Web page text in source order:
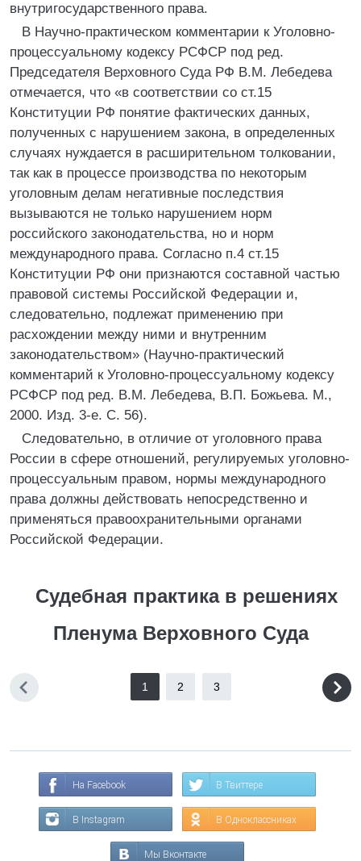
внутригосударственного права.
В Научно-практическом комментарии к Уголовно-
процессуальному кодексу РСФСР под ред.
Председателя Верховного Суда РФ В.М. Лебедева
отмечается, что «в соответствии со ст.15
Конституции РФ понятие фактических данных,
полученных с нарушением закона, в определенных
случаях нуждается в расширительном толковании,
так как в процессе производства по некоторым
уголовным делам негативные последствия
вызываются не только нарушением норм
российского законодательства, но и норм
международного права. Согласно п.4 ст.15
Конституции РФ они признаются составной частью
правовой системы Российской Федерации и,
следовательно, подлежат применению при
расхождении между ними и внутренним
законодательством» (Научно-практический
комментарий к Уголовно-процессуальному кодексу
РСФСР под ред. В.М. Лебедева, В.П. Божьева. М.,
2000. Изд. 3-е. С. 56).
Следовательно, в отличие от уголовного права
России в сфере отношений, регулируемых уголовно-
процессуальным правом, нормы международного
права должны действовать непосредственно и
применяться правоохранительными органами
Российской Федерации.
Судебная практика в решениях
Пленума Верховного Суда
1 2 3
На Facebook В Твиттере
В Instagram В Одноклассниках
Мы Вконтакте